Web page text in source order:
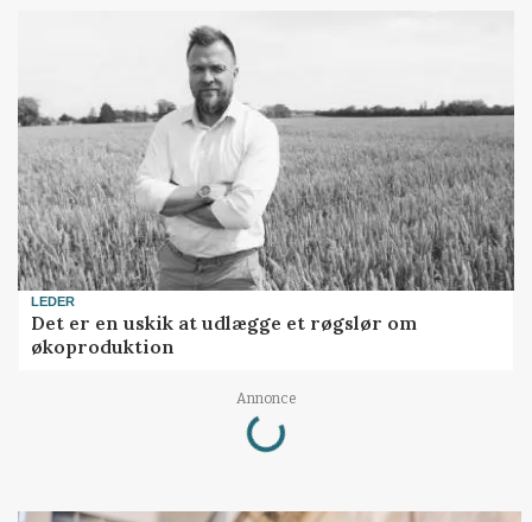
LEDER
Det er en uskik at udlægge et røgslør om
økoproduktion
Annonce
Loading...